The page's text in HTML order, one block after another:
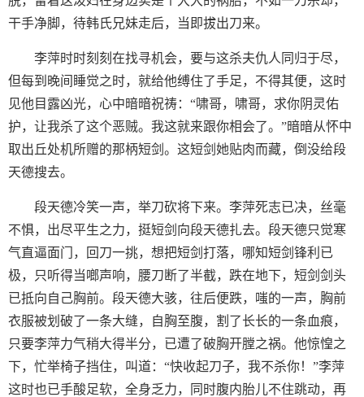
干手净脚，待韩氏兄妹走后，当即拔出刀来。
李萍时时刻刻在找寻机会，要与这杀夫仇人同归于尽，
但每到晚间睡觉之时，就给他缚住了手足，不得其便，这时
见他目露凶光，心中暗暗祝祷：“啸哥，啸哥，求你阴灵佑
护，让我杀了这个恶贼。我这就来跟你相会了。”暗暗从怀中
取出丘处机所赠的那柄短剑。这短剑她贴肉而藏，倒没给段
天德搜去。
段天德冷笑一声，举刀砍将下来。李萍死志已决，丝毫
不惧，出尽平生之力，挺短剑向段天德扎去。段天德只觉寒
气直逼面门，回刀一挑，想把短剑打落，哪知短剑锋利已
极，只听得当啷声响，腰刀断了半截，跌在地下，短剑剑头
已抵向自己胸前。段天德大骇，往后便跌，嗤的一声，胸前
衣服被划破了一条大缝，自胸至腹，割了长长的一条血痕，
只要李萍力气稍大得半分，已遭了破胸开膛之祸。他惊惶之
下，忙举椅子挡住，叫道：“快收起刀子，我不杀你！”李萍
这时也已手酸足软，全身乏力，同时腹内胎儿不住跳动，再